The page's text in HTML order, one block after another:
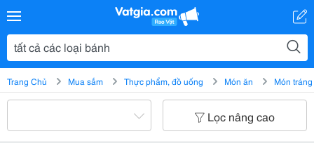
Trang Chủ Mua sắm Thực phẩm, đồ uống Món ăn Món
Lọc nâng cao